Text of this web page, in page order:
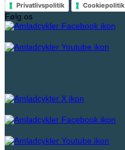
Privatlivspolitik Cookiepolitik
Følg os